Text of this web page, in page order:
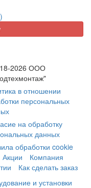
2026 ООО
в отношении
персональных
на обработку
данных
обработки cookie
Акции
Компания
Как сделать заказ
и установки